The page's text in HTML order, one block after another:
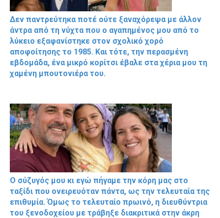
Δεν παντρεύτηκα ποτέ ούτε ξαναχόρεψα με άλλον
άντρα από τη νύχτα που ο αγαπημένος μου από το
λύκειο εξαφανίστηκε στον σχολικό χορό
αποφοίτησης το 1985. Και τότε, την περασμένη
εβδομάδα, ένα μικρό κορίτσι έβαλε στα χέρια μου τη
χαμένη μπουτονιέρα του.
Ο σύζυγός μου κι εγώ πήγαμε την κόρη μας στο
ταξίδι που ονειρευόταν πάντα, ως την τελευταία της
επιθυμία. Όμως το τελευταίο πρωινό, η διευθύντρια
του ξενοδοχείου με τράβηξε διακριτικά στην άκρη